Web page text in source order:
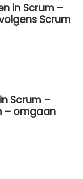
in Scrum –
Scrum
Scrum –
– omgaan